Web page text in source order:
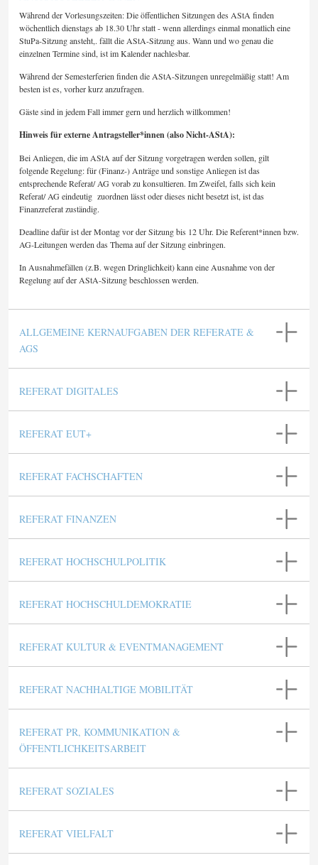
Während der Vorlesungszeiten: Die öffentlichen Sitzungen des AStA finden
wöchentlich dienstags ab 18.30 Uhr statt - wenn allerdings einmal monatlich eine
StuPa-Sitzung ansteht,. fällt die AStA-Sitzung aus. Wann und wo genau die
einzelnen Termine sind, ist im Kalender nachlesbar.
Während der Semesterferien finden die AStA-Sitzungen unregelmäßig statt! Am
besten ist es, vorher kurz anzufragen.
Gäste sind in jedem Fall immer gern und herzlich willkommen!
Hinweis für externe Antragsteller*innen (also Nicht-AStA):
Bei Anliegen, die im AStA auf der Sitzung vorgetragen werden sollen, gilt
folgende Regelung: für (Finanz-) Anträge und sonstige Anliegen ist das
entsprechende Referat/ AG vorab zu konsultieren. Im Zweifel, falls sich kein
Referat/ AG eindeutig zuordnen lässt oder dieses nicht besetzt ist, ist das
Finanzreferat zuständig.
Deadline dafür ist der Montag vor der Sitzung bis 12 Uhr. Die Referent*innen bzw.
AG-Leitungen werden das Thema auf der Sitzung einbringen.
In Ausnahmefällen (z.B. wegen Dringlichkeit) kann eine Ausnahme von der
Regelung auf der AStA-Sitzung beschlossen werden.
ALLGEMEINE KERNAUFGABEN DER REFERATE &
AGS
REFERAT DIGITALES
REFERAT EUT+
REFERAT FACHSCHAFTEN
REFERAT FINANZEN
REFERAT HOCHSCHULPOLITIK
REFERAT HOCHSCHULDEMOKRATIE
REFERAT KULTUR & EVENTMANAGEMENT
REFERAT NACHHALTIGE MOBILITÄT
REFERAT PR, KOMMUNIKATION &
ÖFFENTLICHKEITSARBEIT
REFERAT SOZIALES
REFERAT VIELFALT